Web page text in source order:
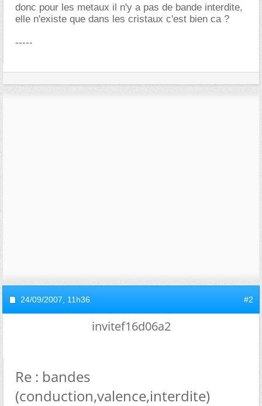
donc pour les metaux il n'y a pas de bande interdite,
elle n'existe que dans les cristaux c'est bien ca ?
-----
24/09/2007, 11h36 #2
invitef16d06a2
Re : bandes
(conduction,valence,interdite)